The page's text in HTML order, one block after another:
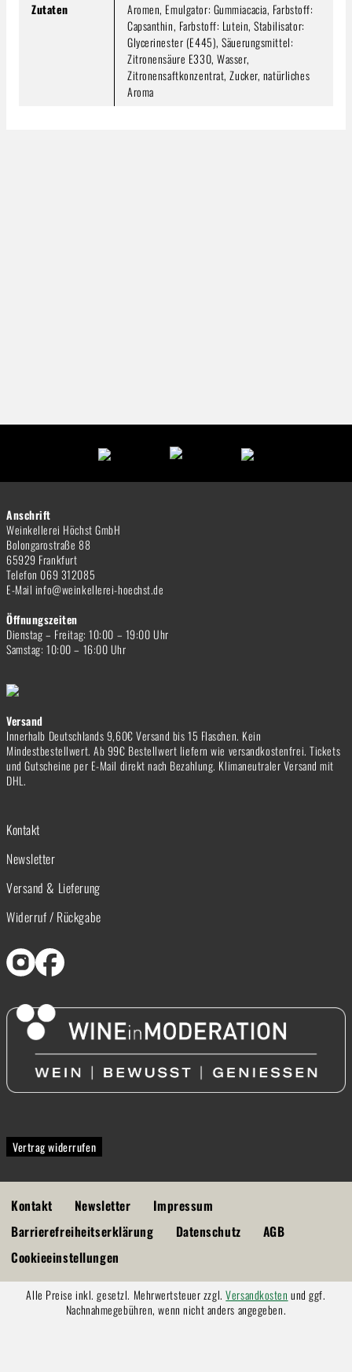
Zutaten
Aromen, Emulgator: Gummiacacia, Farbstoff:
Capsanthin, Farbstoff: Lutein, Stabilisator:
Glycerinester (E445), Säuerungsmittel:
Zitronensäure E330, Wasser,
Zitronensaftkonzentrat, Zucker, natürliches
Aroma
Anschrift
Weinkellerei Höchst GmbH
Bolongarostraße 88
65929 Frankfurt
Telefon 069 312085
E-Mail info@weinkellerei-hoechst.de
Öffnungszeiten
Dienstag – Freitag: 10:00 – 19:00 Uhr
Samstag: 10:00 – 16:00 Uhr
Versand
Innerhalb Deutschlands 9,60€ Versand bis 15 Flaschen. Kein
Mindestbestellwert. Ab 99€ Bestellwert liefern wie versandkostenfrei. Tickets
und Gutscheine per E-Mail direkt nach Bezahlung. Klimaneutraler Versand mit
DHL.
Kontakt
Newsletter
Versand & Lieferung
Widerruf / Rückgabe
Vertrag widerrufen
Kontakt Newsletter
Impressum
Barrierefreiheitserklärung
Datenschutz
AGB
Cookieeinstellungen
Alle Preise inkl. gesetzl. Mehrwertsteuer zzgl.Versandkosten und ggf.
Nachnahmegebühren, wenn nicht anders angegeben.